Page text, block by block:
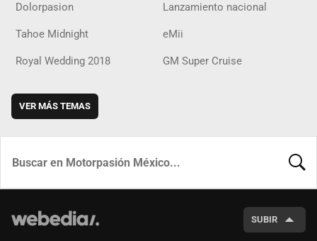
Dolorpasion Lanzamiento nacional
Tahoe Midnight eMii
Royal Wedding 2018 GM Super Cruise
VER MÁS TEMAS
SUBIR